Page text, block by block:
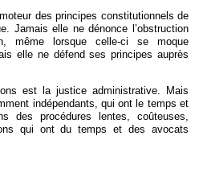
des principes constitutionnels de
Jamais elle ne dénonce l’obstruction
même lorsque celle-ci se moque
elle ne défend ses principes auprès
est la justice administrative. Mais
indépendants, qui ont le temps et
des procédures lentes, coûteuses,
qui ont du temps et des avocats